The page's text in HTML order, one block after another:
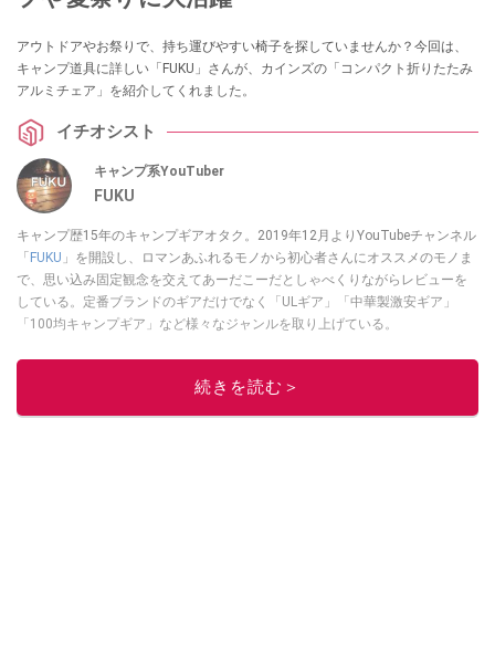
アウトドアやお祭りで、持ち運びやすい椅子を探していませんか？今回は、
キャンプ道具に詳しい「FUKU」さんが、カインズの「コンパクト折りたたみ
アルミチェア」を紹介してくれました。
イチオシスト
キャンプ系YouTuber
FUKU
キャンプ歴15年のキャンプギアオタク。2019年12月よりYouTubeチャンネル
「FUKU 」を開設し、ロマンあふれるモノから初心者さんにオススメのモノま
で、思い込み固定観念を交えてあーだこーだとしゃべくりながらレビューを
している。定番ブランドのギアだけでなく「ULギア」「中華製激安ギア」
「100均キャンプギア」など様々なジャンルを取り上げている。
このイチオシストの他の記事を読む
続きを読む＞